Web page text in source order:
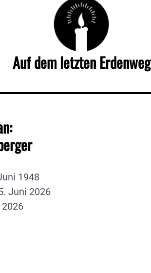
Auf dem letzten Erdenweg
1948
Juni 2026